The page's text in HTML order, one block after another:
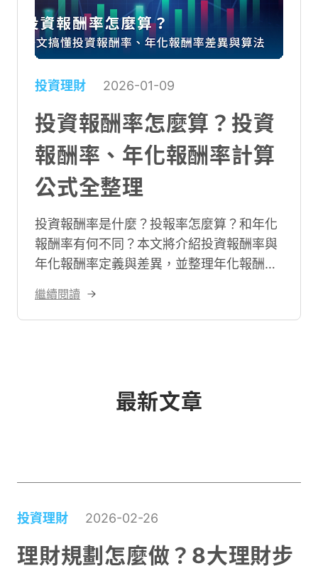
投資理財 2026-01-09
投資報酬率怎麼算？投資
報酬率、年化報酬率計算
公式全整理
投資報酬率是什麼？投報率怎麼算？和年化
報酬率有何不同？本文將介紹投資報酬率與
年化報酬率定義與差異，並整理年化報酬率
升投資報酬率的方式，助你輕鬆掌握投報率
關鍵指標！
繼續閱讀
最新文章
投資理財 2026-02-26
理財規劃怎麼做？8大理財步